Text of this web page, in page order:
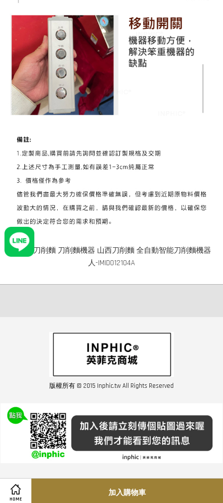
HOME
加入購物車
INPHIC-刀削麵 刀削麵機器 山西刀削麵 全自動智能刀削麵機器
人-IMID012104A
版權所有 © 2015 Inphic.tw All Rights Reserved
友站連結inphic營業設備
聯絡我們 02-28852016 如遇商品缺貨或數量不足請與客服聯繫
服務條款| |經營者資訊|